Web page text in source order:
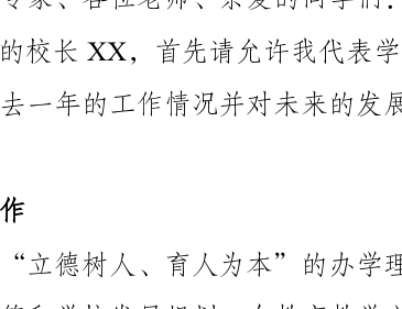
体教职员工，向大家报告过去一年的工作情况并对未来的发展规
一支教学水平高、敬业爱生的教师团队。通过多种途径提高教师